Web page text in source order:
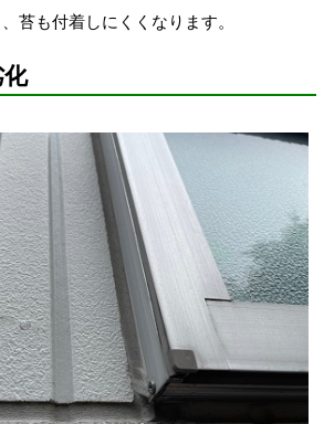
苔も付着しにくくなります。